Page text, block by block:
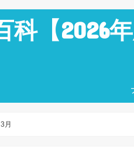
科【2026
3月